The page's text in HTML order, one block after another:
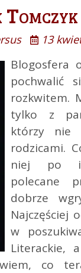
13
Blogosfera
pochwalić
rozkwitem.
tylko z
którzy nie
rodzicami.
niej po
polecane
dobrze
Najczęściej
w
Literackie,
co